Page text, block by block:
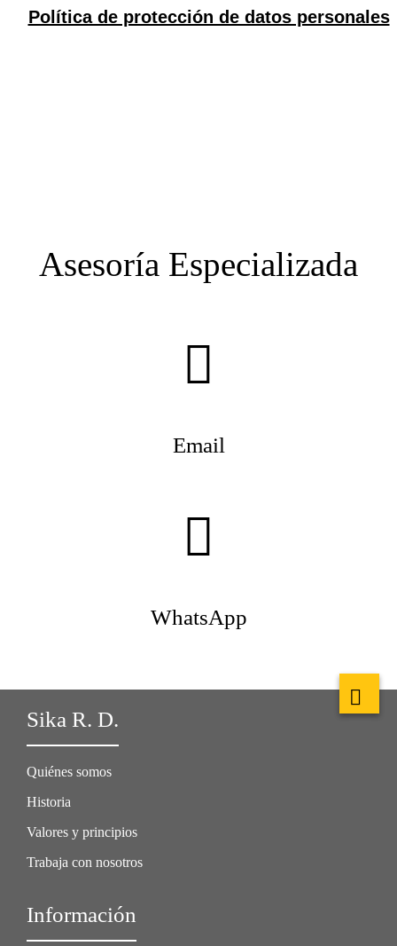
Asesoría Especializada
Email
WhatsApp
Sika R. D.
Quiénes somos
Historia
Valores y principios
Trabaja con nosotros
Información